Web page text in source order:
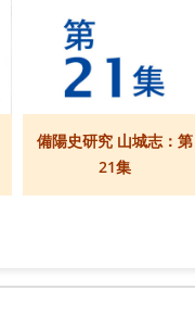
備陽史研究 山城志：第
21集